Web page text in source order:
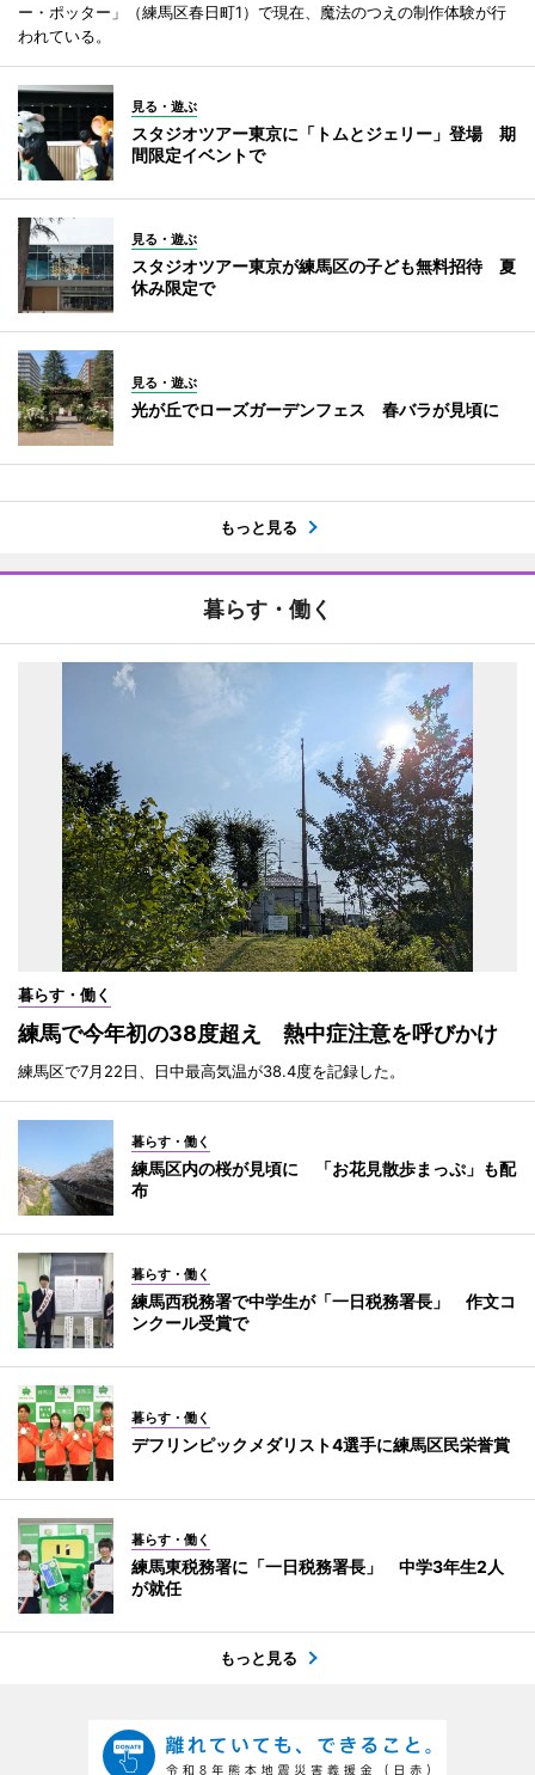
ー・ポッター」（練馬区春日町1）で現在、魔法のつえの制作体験が行
われている。
見る・遊ぶ
スタジオツアー東京に「トムとジェリー」登場 期
間限定イベントで
見る・遊ぶ
スタジオツアー東京が練馬区の子ども無料招待 夏
休み限定で
見る・遊ぶ
光が丘でローズガーデンフェス 春バラが見頃に
もっと見る
暮らす・働く
暮らす・働く
練馬で今年初の38度超え 熱中症注意を呼びかけ
練馬区で7月22日、日中最高気温が38.4度を記録した。
暮らす・働く
練馬区内の桜が見頃に 「お花見散歩まっぷ」も配
布
暮らす・働く
練馬西税務署で中学生が「一日税務署長」 作文コ
ンクール受賞で
暮らす・働く
デフリンピックメダリスト4選手に練馬区民栄誉賞
暮らす・働く
練馬東税務署に「一日税務署長」 中学3年生2人
が就任
もっと見る